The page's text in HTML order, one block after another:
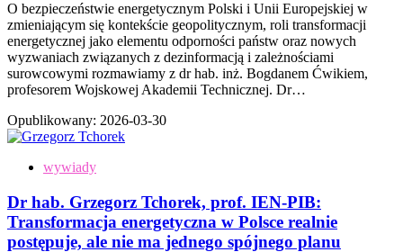
O bezpieczeństwie energetycznym Polski i Unii Europejskiej w
zmieniającym się kontekście geopolitycznym, roli transformacji
energetycznej jako elementu odporności państw oraz nowych
wyzwaniach związanych z dezinformacją i zależnościami
surowcowymi rozmawiamy z dr hab. inż. Bogdanem Ćwikiem,
profesorem Wojskowej Akademii Technicznej. Dr…
Opublikowany: 2026-03-30
wywiady
Dr hab. Grzegorz Tchorek, prof. IEN-PIB:
Transformacja energetyczna w Polsce realnie
postępuje, ale nie ma jednego spójnego planu